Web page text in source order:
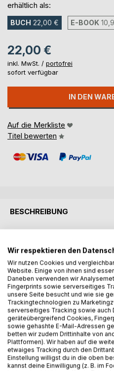
erhältlich als:
BUCH 22,00 € E-BOOK
22,00 €
inkl. MwSt. / portofrei
sofort verfügbar
IN DEN
Auf die Merkliste
Titel bewerten
BESCHREIBUNG
Jürg Hansen erzählt über
und wirft einen Blick in den
Übersee. Er war viele Jahre in
spiegelt diese Arbeit mit
uns alle betreffen, wie Krieg
Mit ihm reiste seine Idee über
Zusammenarbeit von Insel zu
Umwege von der Äußeren zur
nach Harmonie in seinem
nachdenklich berichtet er über
Lebens und wie seine
Entwicklung auf
Reise zwischen
Wir respektieren den
Wir nutzen Cookies und
Website. Einige von ihnen sind
Daneben verwenden wir
Fingerprints sowie serverseitiges
unsere Seite besucht und wie sie
Trackingtechnologien zu
serverseitiges Tracking sowie auch
geräteübergreifend Cookies,
sowie gehashte E-Mail-Adressen
betten wir zudem Drittinhalte von
Plattformen). Wir haben auf die
etwaiges Tracking durch den
Einstellung willigst du in die oben
kannst deine Einwilligung (z. B. im